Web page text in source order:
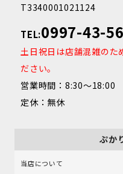
T3340001021124
TEL:0997-43-
土日祝日は店舗混雑のた
ださい。
営業時間：8:30～18:00
定休：無休
ぷか
当店について